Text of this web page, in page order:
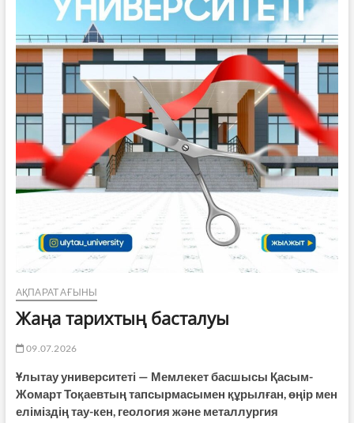
АҚПАРАТ АҒЫНЫ
Жаңа тарихтың басталуы
09.07.2026
Ұлытау университеті — Мемлекет басшысы Қасым-
Жомарт Тоқаевтың тапсырмасымен құрылған, өңір мен
еліміздің тау-кен, геология және металлургия